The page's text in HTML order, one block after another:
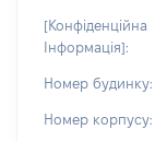
[Конфіденційна
Інформація]:
Номер будинку:
Номер корпусу: